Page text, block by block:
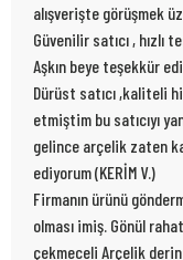
alışverişte görüşmek
Güvenilir satıcı , hızlı
Aşkın beye teşekkür
Dürüst satıcı ,kaliteli
etmiştim bu satıcıyı
gelince arçelik zaten
ediyorum (KERİM V.)
Firmanın ürünü
olması imiş. Gönül
çekmeceli Arçelik